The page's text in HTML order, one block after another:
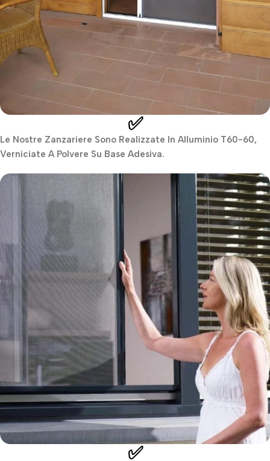
✅
Le Nostre Zanzariere Sono Realizzate In Alluminio T60-60,
Verniciate A Polvere Su Base Adesiva.
✅